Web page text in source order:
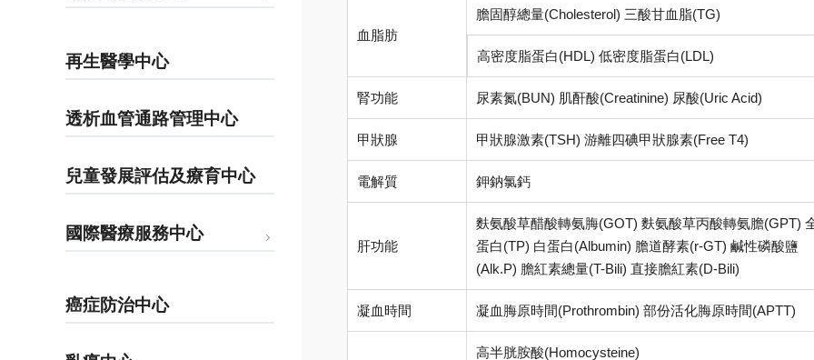
再生醫學中心
透析血管通路管理中心
兒童發展評估及療育中心
國際醫療服務中心
癌症防治中心
血脂肪
膽固醇總量(Cholesterol) 三酸甘血脂(TG)
高密度脂蛋白(HDL) 低密度脂蛋白(LDL)
腎功能 尿素氮(BUN) 肌酐酸(Creatinine) 尿酸(Uric Acid)
甲狀腺 甲狀腺激素(TSH) 游離四碘甲狀腺素(Free T4)
電解質 鉀鈉氯鈣
肝功能
麩氨酸草醋酸轉氨脢(GOT) 麩氨酸草丙酸轉氨膽(GPT)
蛋白(TP) 白蛋白(Albumin) 膽道酵素(r-GT) 鹹性磷酸鹽
(Alk.P) 膽紅素總量(T-Bili) 直接膽紅素(D-Bili)
凝血時間 凝血脢原時間(Prothrombin) 部份活化脢原時間(APTT)
高半胱胺酸(Homocysteine)